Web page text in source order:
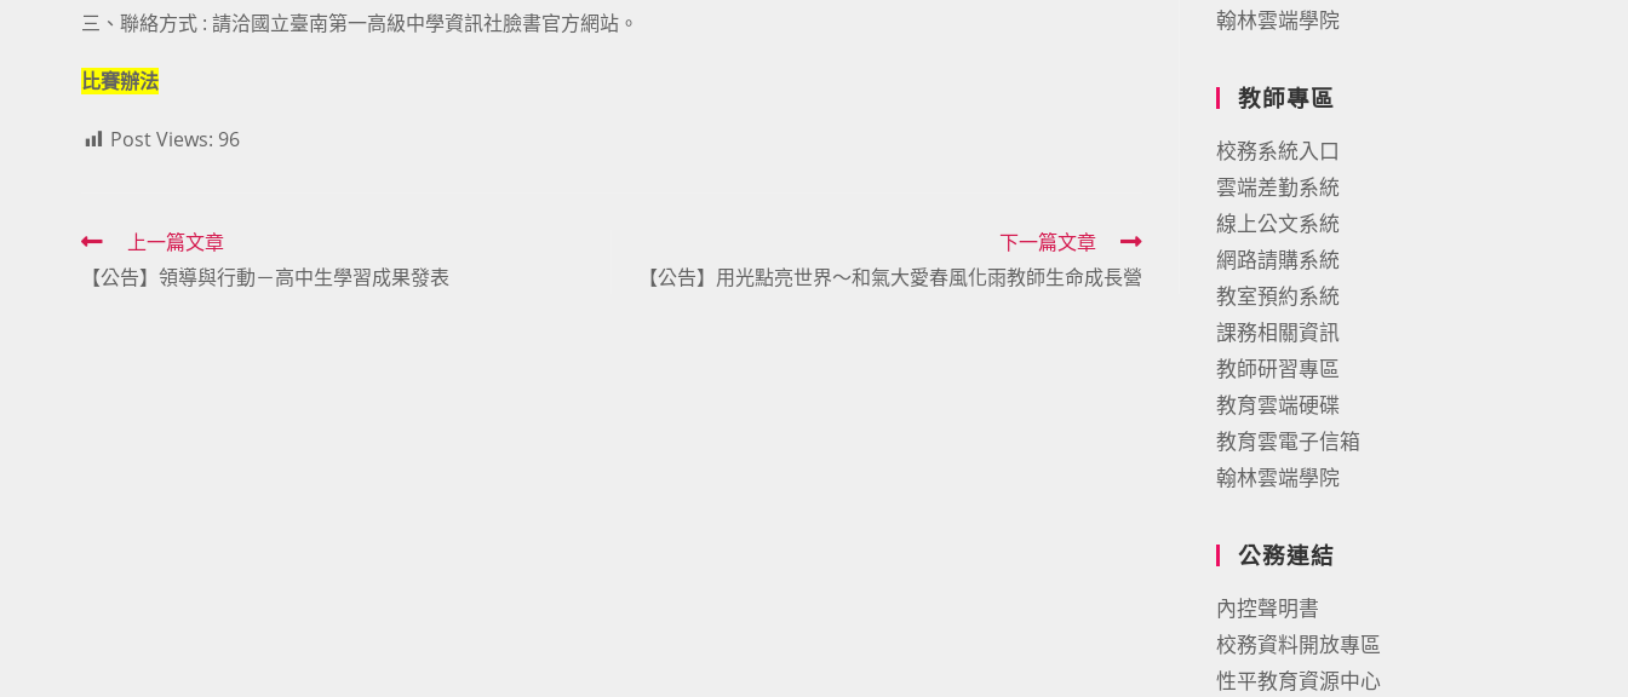
三、聯絡方式 : 請洽國立臺南第一高級中學資訊社臉書官方網站。
比賽辦法
Post Views: 96
Read
more
上一篇文章
【公告】領導與行動－高中生學習成果發表
下一篇文章
【公告】用光點亮世界～和氣大愛春風化雨教師生命成長營
翰林雲端學院
教師專區
校務系統入口
雲端差勤系統
線上公文系統
網路請購系統
教室預約系統
課務相關資訊
教師研習專區
教育雲端硬碟
教育雲電子信箱
翰林雲端學院
公務連結
內控聲明書
校務資料開放專區
性平教育資源中心